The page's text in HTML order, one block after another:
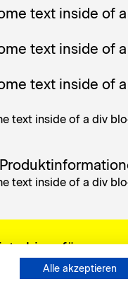
text inside of
text inside of
text inside of
text inside of a div
text inside of a div
hinzufügen
Alle akzeptieren